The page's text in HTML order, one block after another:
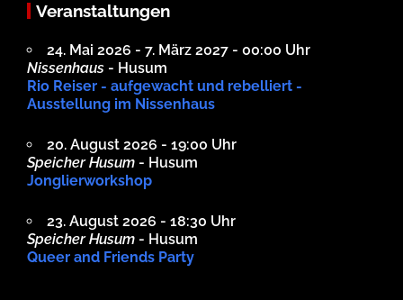
Veranstaltungen
24. Mai 2026 - 7. März 2027 - 00:00 Uhr
Nissenhaus - Husum
Rio Reiser - aufgewacht und rebelliert -
Ausstellung im Nissenhaus
20. August 2026 - 19:00 Uhr
Speicher Husum - Husum
Jonglierworkshop
23. August 2026 - 18:30 Uhr
Speicher Husum - Husum
Queer and Friends Party